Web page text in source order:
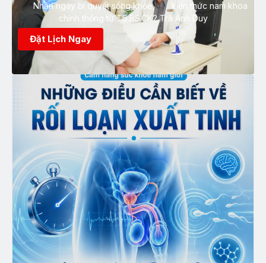
Nhận ngay bí quyết sống khỏe, kiến thức nam khoa
chính thống từ TS.BS.CK2 Trà Anh Duy
Đặt Lịch Ngay